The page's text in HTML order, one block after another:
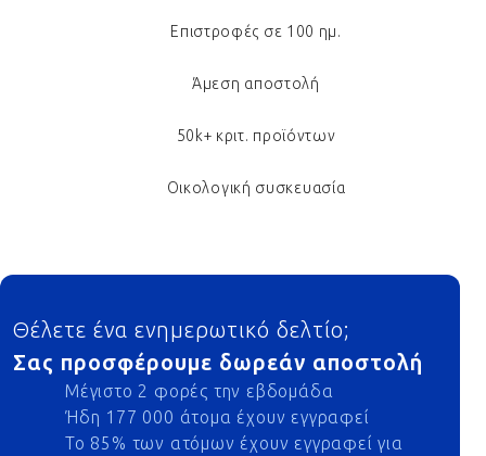
Επιστροφές σε 100 ημ.
Άμεση αποστολή
50k+ κριτ. προϊόντων
Οικολογική συσκευασία
Footer
Θέλετε ένα ενημερωτικό δελτίο;
Σας προσφέρουμε δωρεάν αποστολή
Μέγιστο 2 φορές την εβδομάδα
Ήδη 177 000 άτομα έχουν εγγραφεί
Το 85% των ατόμων έχουν εγγραφεί για